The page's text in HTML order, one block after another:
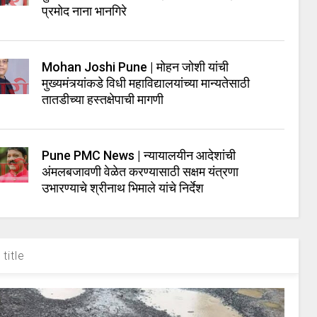
प्रमोद नाना भानगिरे
Mohan Joshi Pune | मोहन जोशी यांची
मुख्यमंत्र्यांकडे विधी महाविद्यालयांच्या मान्यतेसाठी
तातडीच्या हस्तक्षेपाची मागणी
Pune PMC News | न्यायालयीन आदेशांची
अंमलबजावणी वेळेत करण्यासाठी सक्षम यंत्रणा
उभारण्याचे श्रीनाथ भिमाले यांचे निर्देश